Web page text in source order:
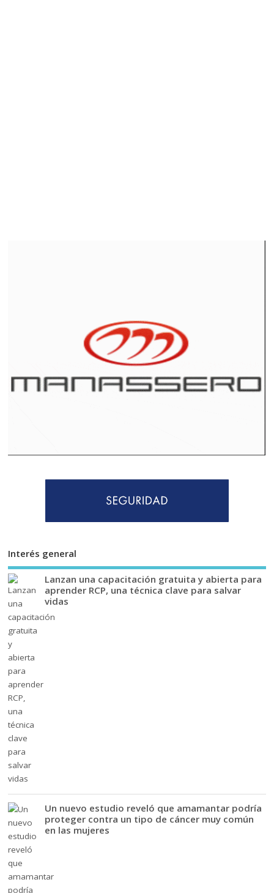
Interés general
Lanzan una capacitación gratuita y abierta para
aprender RCP, una técnica clave para salvar
vidas
Un nuevo estudio reveló que amamantar podría
proteger contra un tipo de cáncer muy común
en las mujeres